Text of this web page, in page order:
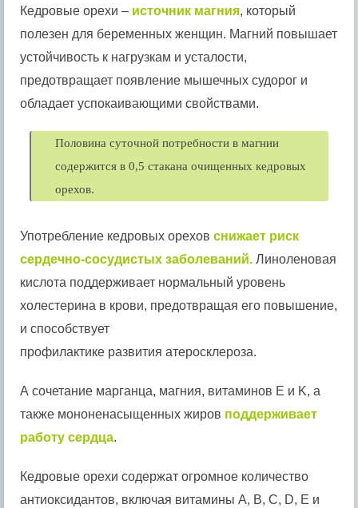
Кедровые орехи – источник магния, который
полезен для беременных женщин. Магний повышает
устойчивость к нагрузкам и усталости,
предотвращает появление мышечных судорог и
обладает успокаивающими свойствами.
Половина суточной потребности в магнии
содержится в 0,5 стакана очищенных кедровых
орехов.
Употребление кедровых орехов снижает риск
сердечно-сосудистых заболеваний. Линоленовая
кислота поддерживает нормальный уровень
холестерина в крови, предотвращая его повышение,
и способствует
профилактике развития атеросклероза.
А сочетание марганца, магния, витаминов E и K, а
также мононенасыщенных жиров поддерживает
работу сердца.
Кедровые орехи содержат огромное количество
антиоксидантов, включая витамины А, В, С, D, Е и